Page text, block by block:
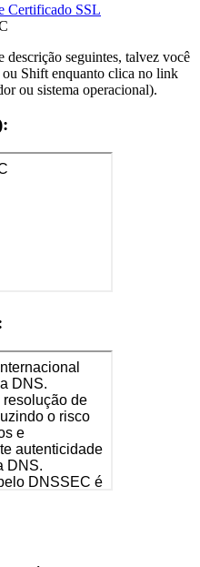
Certificado SSL
descrição seguintes, talvez você
Shift enquanto clica no link
ou sistema operacional).